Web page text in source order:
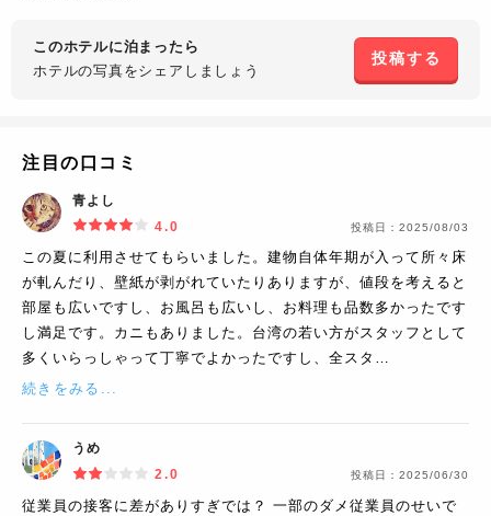
このホテルに泊まったら
ホテルの写真をシェアしましょう
投稿する
注目の口コミ
青よし
4.0
投稿日： 2025/08/03
この夏に利用させてもらいました。建物自体年期が入って所々床
が軋んだり、壁紙が剥がれていたりありますが、値段を考えると
部屋も広いですし、お風呂も広いし、お料理も品数多かったです
し満足です。カニもありました。台湾の若い方がスタッフとして
多くいらっしゃって丁寧でよかったですし、全スタ…
続きをみる...
うめ
2.0
投稿日： 2025/06/30
従業員の接客に差がありすぎでは？ 一部のダメ従業員のせいで